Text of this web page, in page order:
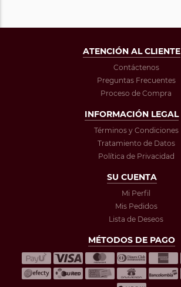
ATENCIÓN AL CLIENTE
Contáctenos
Preguntas Frecuentes
Proceso de Compra
INFORMACIÓN LEGAL
Términos y Condiciones
Tratamiento de Datos
Política de Privacidad
SU CUENTA
Mi Perfil
Mis Pedidos
Lista de Deseos
MÉTODOS DE PAGO